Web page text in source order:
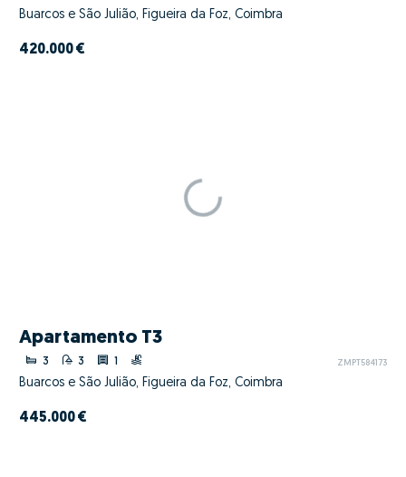
Buarcos e São Julião, Figueira da Foz, Coimbra
420.000 €
Apartamento T3
3 3 ZMPT584173
Buarcos e São Julião, Figueira da Foz, Coimbra
445.000 €